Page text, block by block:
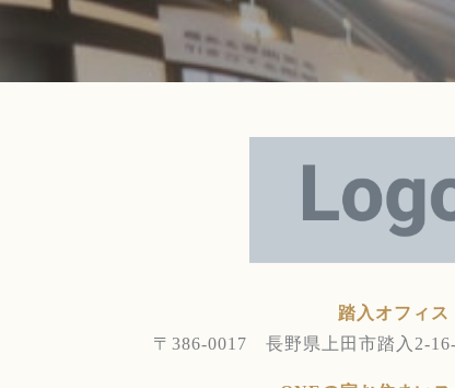
踏入オフィス
〒386-0017 長野県上田市踏入2-